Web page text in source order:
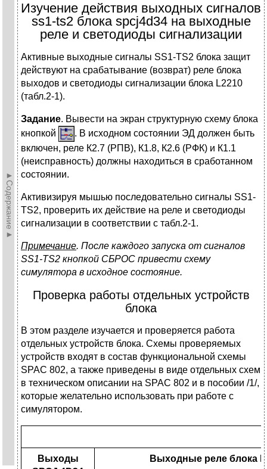
►Содержание►
Изучение действия выходных сигналов
ss1-ts2 блока spcj4d34 на выходные
реле и светодиоды сигнализации
Активные выходные сигналы SS1-TS2 блока защит
действуют на срабатывание (возврат) реле блока
выходов и светодиоды сигнализации блока L2210
(табл.2-1).
Задание. Вывести на экран структурную схему блока
кнопкой
. В исходном состоянии ЭД должен быть
включен, реле К2.7 (РПВ), К1.8, К2.6 (РФК) и К1.1
(неисправность) должны находиться в сработанном
состоянии.
Активизируя мышью последовательно сигналы SS1-
TS2, проверить их действие на реле и светодиоды
сигнализации в соответствии с табл.2-1.
Примечание. После каждого запуска от сигналов
SS1-TS2 кнопкой СБРОС привести схему
симулятора в исходное состояние.
Проверка работы отдельных устройств
блока
В этом разделе изучается и проверяется работа
отдельных устройств блока. Схемы проверяемых
устройств входят в состав функциональной схемы
SPAC 802, а также приведены в виде отдельных схем
в техническом описании на SPAC 802 и в пособии /1/,
которые желательно использовать при работе с
симулятором.
Выходы
Выходные реле блока L